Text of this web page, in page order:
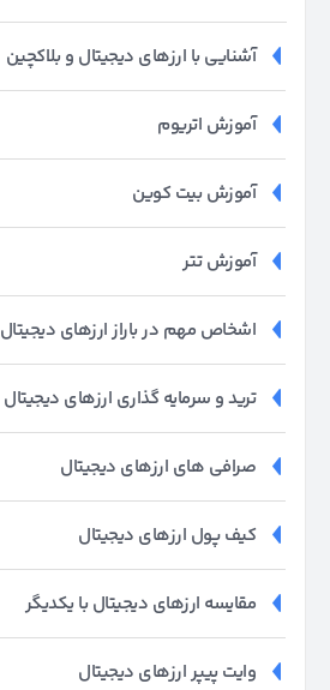
آشنایی با ارزهای دیجیتال و بلاکچین
آموزش اتریوم
آموزش بیت کوین
آموزش تتر
اشخاص مهم در باراز ارزهای دیجیتال
ترید و سرمایه گذاری ارزهای دیجیتال
صرافی های ارزهای دیجیتال
کیف پول ارزهای دیجیتال
مقایسه ارزهای دیجیتال با یکدیگر
وایت پیپر ارزهای دیجیتال